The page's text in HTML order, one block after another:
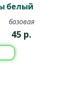
белый
базовая
45 р.